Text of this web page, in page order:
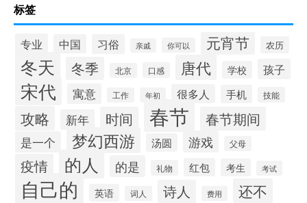
标签
专业 中国 习俗 亲戚 你可以 元宵节 农历
冬天 冬季 北京 口感 唐代 学校 孩子
宋代 寓意 工作 年初 很多人 手机 技能
攻略 新年 时间 春节 春节期间
是一个 梦幻西游 汤圆 游戏 父母
疫情 的人 的是 礼物 红包 考生 考试
自己的 英语 词人 诗人 费用 还不